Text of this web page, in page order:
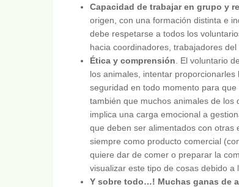
Capacidad de trabajar en grupo y
origen, con una formación distinta e
debe respetarse a todos los
hacia coordinadores, trabajadores
Ética y comprensión . El voluntario
los animales, intentar
seguridad en todo momento para
también que muchos animales de los
implica una carga emocional a
que deben ser alimentados con
siempre como producto comercial
quiere dar de comer o preparar la
visualizar este tipo de cosas debido a
Y sobre todo…! Muchas ganas de